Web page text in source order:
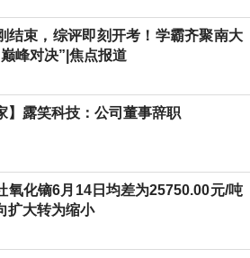
结束，综评即刻开考！学霸齐聚南大
巅峰对决”|焦点报道
】露笑科技：公司董事辞职
氧化镝6月14日均差为25750.00元/吨
扩大转为缩小